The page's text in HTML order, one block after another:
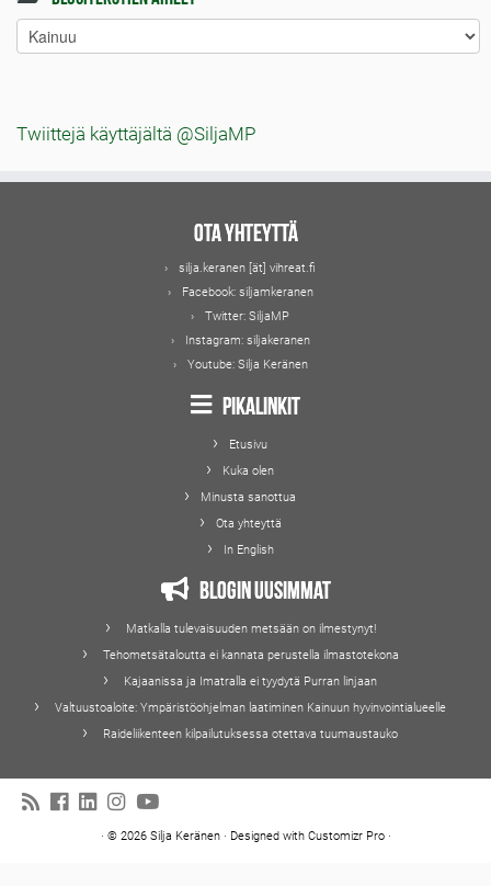
Blogitekstien
aiheet
Twiittejä käyttäjältä @SiljaMP
Ota yhteyttä
silja.keranen [ät] vihreat.fi
Facebook: siljamkeranen
Twitter: SiljaMP
Instagram: siljakeranen
Youtube: Silja Keränen
Pikalinkit
Etusivu
Kuka olen
Minusta sanottua
Ota yhteyttä
In English
Blogin uusimmat
Matkalla tulevaisuuden metsään on ilmestynyt!
Tehometsätaloutta ei kannata perustella ilmastotekona
Kajaanissa ja Imatralla ei tyydytä Purran linjaan
Valtuustoaloite: Ympäristöohjelman laatiminen Kainuun hyvinvointialueelle
Raideliikenteen kilpailutuksessa otettava tuumaustauko
· © 2026 Silja Keränen· Designed with Customizr Pro·